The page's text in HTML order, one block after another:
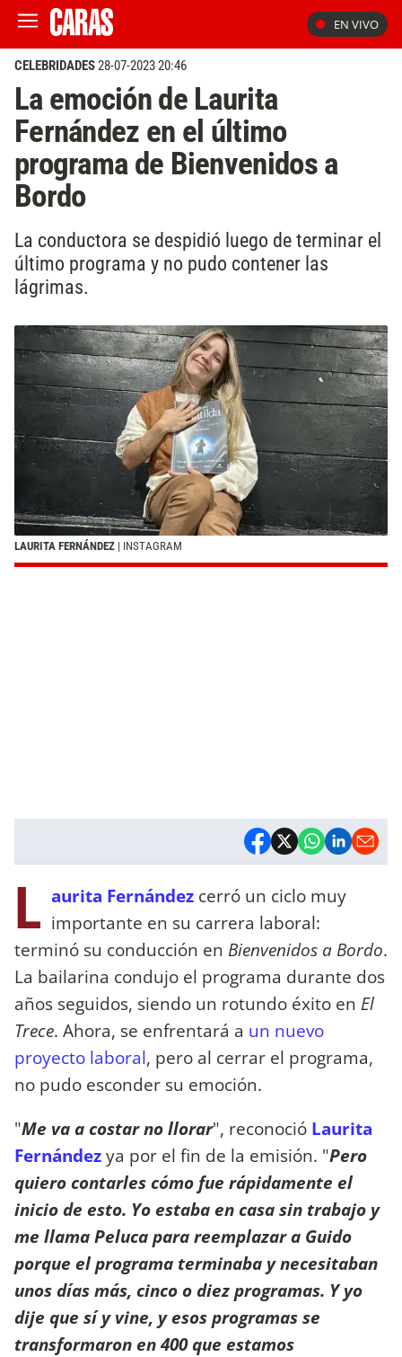
EN VIVO
CELEBRIDADES28-07-2023 20:46
La emoción de Laurita
Fernández en el último
programa de Bienvenidos a
Bordo
La conductora se despidió luego de terminar el
último programa y no pudo contener las
lágrimas.
LAURITA FERNÁNDEZ | INSTAGRAM
L aurita Fernández cerró un ciclo muy
importante en su carrera laboral:
terminó su conducción en Bienvenidos a Bordo.
La bailarina condujo el programa durante dos
años seguidos, siendo un rotundo éxito en El
Trece. Ahora, se enfrentará a un nuevo
proyecto laboral, pero al cerrar el programa,
no pudo esconder su emoción.
"Me va a costar no llorar", reconoció Laurita
Fernándezya por el fin de la emisión. "Pero
quiero contarles cómo fue rápidamente el
inicio de esto. Yo estaba en casa sin trabajo y
me llama Peluca para reemplazar a Guido
porque el programa terminaba y necesitaban
unos días más, cinco o diez programas. Y yo
dije que sí y vine, y esos programas se
transformaron en 400 que estamos